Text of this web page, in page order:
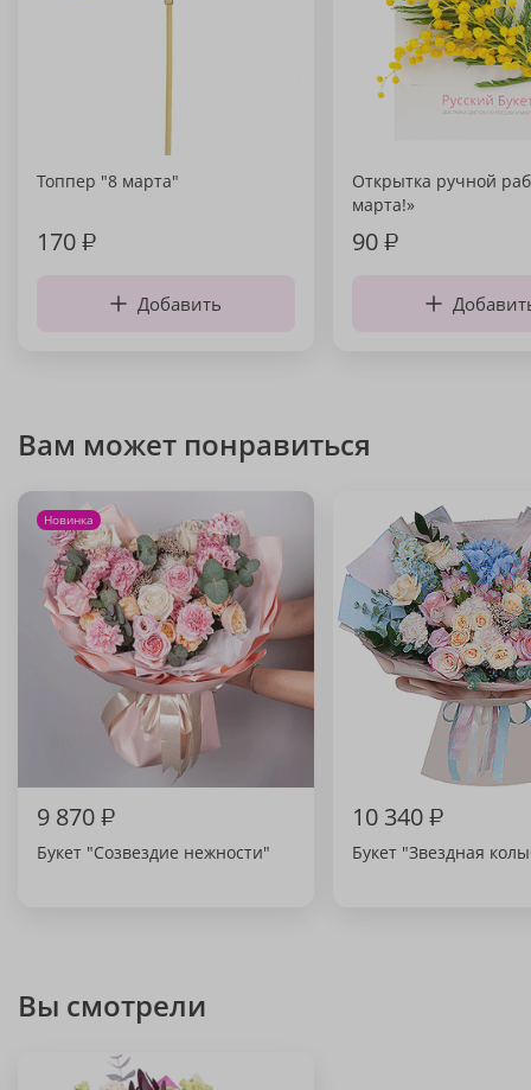
Топпер "8 марта"
170₽
Добавить
Открытка ручной
марта!»
90₽
Вам может понравиться
Новинка
9 870₽
Букет "Созвездие нежности"
10 340₽
Букет "Звездная
Вы смотрели